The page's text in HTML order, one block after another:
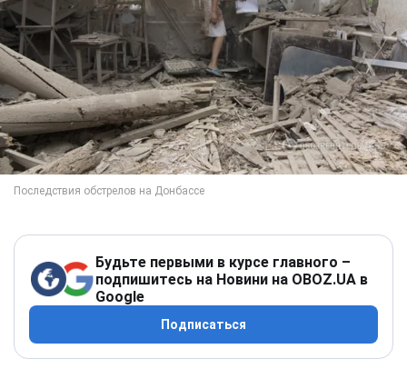
Будьте первыми в курсе главного –
подпишитесь на Новини на OBOZ.UA в
Google
Подписаться